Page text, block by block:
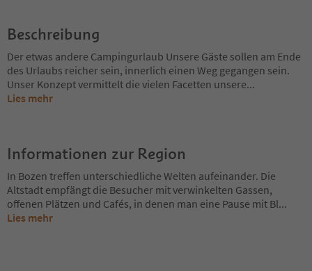
Beschreibung
Der etwas andere Campingurlaub Unsere Gäste sollen am Ende
des Urlaubs reicher sein, innerlich einen Weg gegangen sein.
Unser Konzept vermittelt die vielen Facetten unsere...
Lies mehr
Informationen zur Region
In Bozen treffen unterschiedliche Welten aufeinander. Die
Altstadt empfängt die Besucher mit verwinkelten Gassen,
offenen Plätzen und Cafés, in denen man eine Pause mit Bl...
Lies mehr